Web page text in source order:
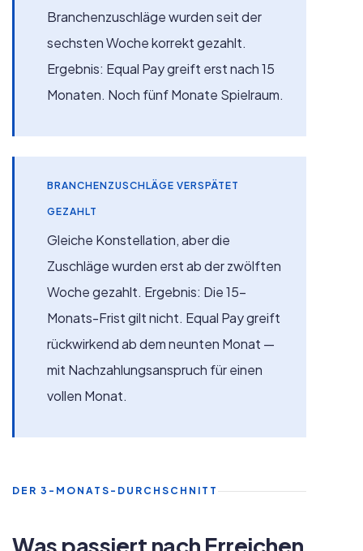
Branchenzuschläge wurden seit der
sechsten Woche korrekt gezahlt.
Ergebnis: Equal Pay greift erst nach 15
Monaten. Noch fünf Monate Spielraum.
BRANCHENZUSCHLÄGE VERSPÄTET
GEZAHLT
Gleiche Konstellation, aber die
Zuschläge wurden erst ab der zwölften
Woche gezahlt. Ergebnis: Die 15-
Monats-Frist gilt nicht. Equal Pay greift
rückwirkend ab dem neunten Monat —
mit Nachzahlungsanspruch für einen
vollen Monat.
DER 3-MONATS-DURCHSCHNITT